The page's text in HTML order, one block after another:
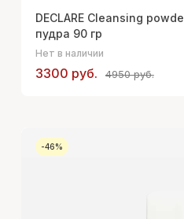
DECLARE Cleansing
пудра 90 гр
Нет в наличии
3300 руб. 4950 руб.
-46%